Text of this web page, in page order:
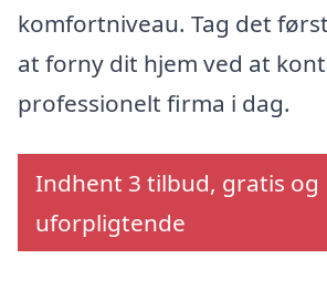
komfortniveau. Tag det
at forny dit hjem ved at
professionelt firma i dag.
Indhent 3 tilbud, gratis og
uforpligtende